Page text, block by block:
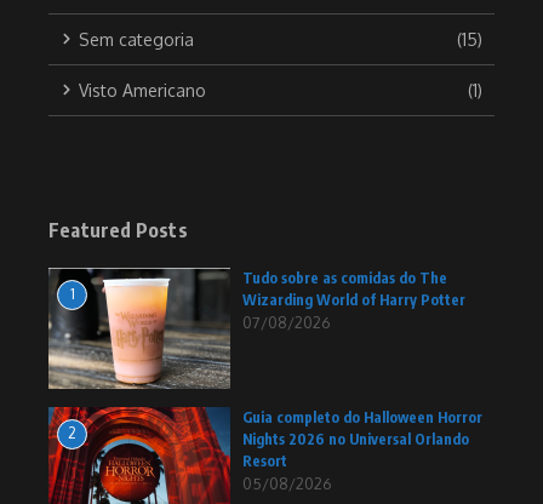
Sem categoria (15)
Visto Americano (1)
Featured Posts
1
Tudo sobre as comidas do The
Wizarding World of Harry Potter
07/08/2026
2
Guia completo do Halloween Horror
Nights 2026 no Universal Orlando
Resort
05/08/2026